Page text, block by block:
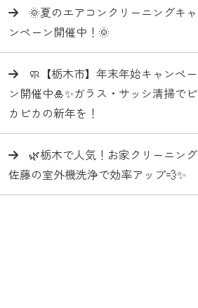
🌞夏のエアコンクリーニングキャ
ンペーン開催中！🌞
🧼【栃木市】年末年始キャンペー
ン開催中🎍✨ガラス・サッシ清掃でピ
カピカの新年を！
🌿栃木で人気！お家クリーニング
佐藤の室外機洗浄で効率アップ💨✨